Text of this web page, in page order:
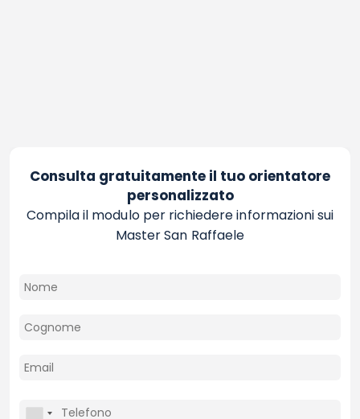
Consulta gratuitamente il tuo orientatore
personalizzato
Compila il modulo per richiedere informazioni sui
Master San Raffaele